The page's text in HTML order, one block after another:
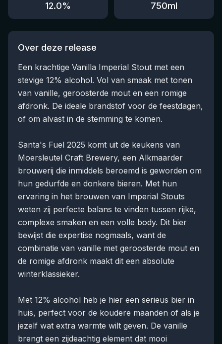
12.0% 750ml
Over deze release
Een krachtige Vanilla Imperial Stout met een
stevige 12% alcohol. Vol van smaak met tonen
van vanille, geroosterde mout en een romige
afdronk. De ideale brandstof voor de feestdagen,
of om alvast in de stemming te komen.
Santa's Fuel 2025 komt uit de keukens van
Moersleutel Craft Brewery, een Alkmaarder
brouwerij die inmiddels beroemd is geworden om
hun gedurfde en donkere bieren. Met hun
ervaring in het brouwen van Imperial Stouts
weten zij perfecte balans te vinden tussen rijke,
complexe smaken en een volle body. Dit bier
bewijst die expertise nogmaals, want de
combinatie van vanille met geroosterde mout en
de romige afdronk maakt dit een absolute
winterklassieker.
Met 12% alcohol heb je hier een serieus bier in
huis, perfect voor de koudere maanden of als je
jezelf wat extra warmte wilt geven. De vanille
brengt een zijdeachtig element dat mooi